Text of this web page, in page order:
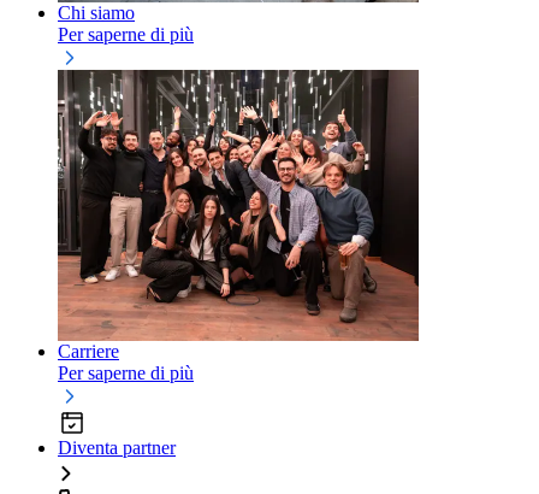
Chi siamo
Per saperne di più
Carriere
Per saperne di più
Diventa partner